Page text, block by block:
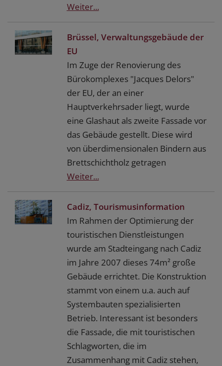
Weiter...
Brüssel, Verwaltungsgebäude der
EU
Im Zuge der Renovierung des
Bürokomplexes "Jacques Delors"
der EU, der an einer
Hauptverkehrsader liegt, wurde
eine Glashaut als zweite Fassade vor
das Gebäude gestellt. Diese wird
von überdimensionalen Bindern aus
Brettschichtholz getragen
Weiter...
Cadiz, Tourismusinformation
Im Rahmen der Optimierung der
touristischen Dienstleistungen
wurde am Stadteingang nach Cadiz
im Jahre 2007 dieses 74m² große
Gebäude errichtet. Die Konstruktion
stammt von einem u.a. auch auf
Systembauten spezialisierten
Betrieb. Interessant ist besonders
die Fassade, die mit touristischen
Schlagworten, die im
Zusammenhang mit Cadiz stehen,